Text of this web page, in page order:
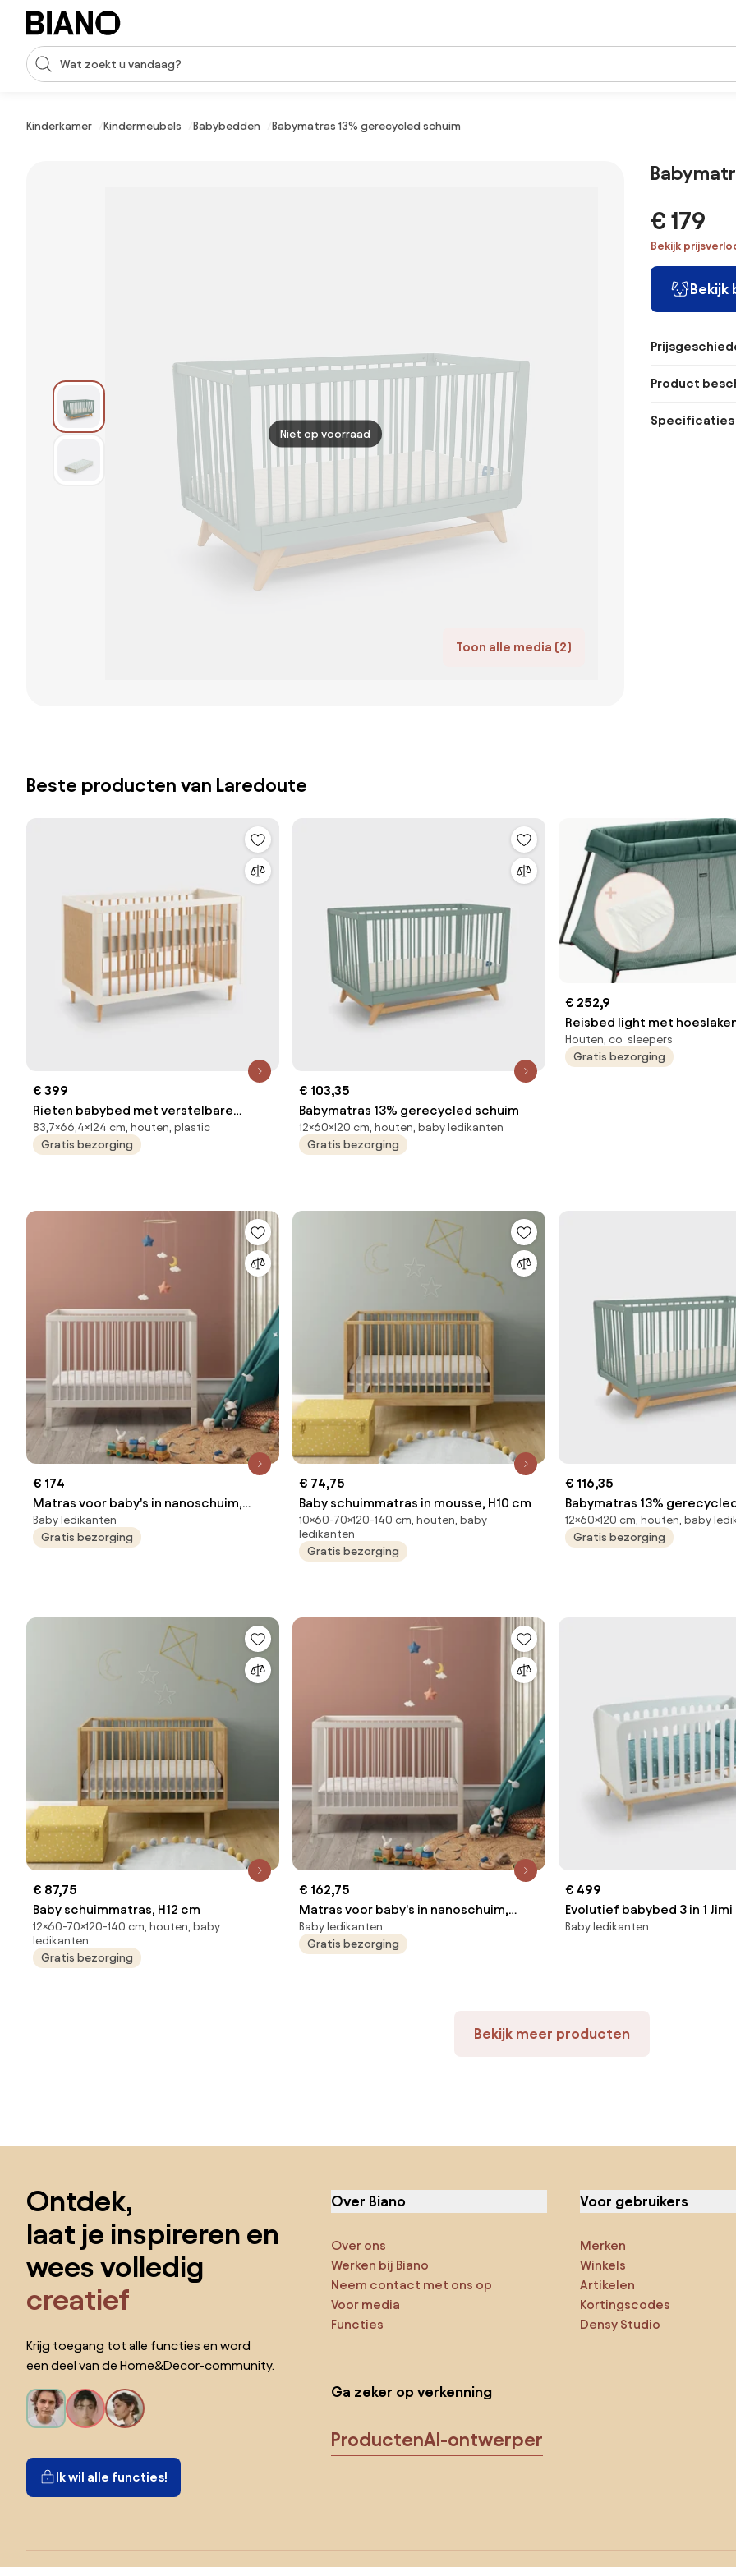
Navigatie overslaan, naar inhoud springen
Zoekopdracht invoeren
Kinderkamer Kindermeubels Babybedden Babymatras 13% gerecycled schuim
Toon alle media (2)
Niet op voorraad
€ 179
Bekijk
Bekijk
Product
Specificaties
Beste producten van Laredoute
€ 399
Rieten babybed met verstelbare
bodem, Kaya
83,7×66,4×124 cm, houten, plastic
Gratis bezorging
€ 103,35
Babymatras 13% gerecycled schuim
12×60×120 cm, houten, baby ledikanten
Gratis bezorging
€ 252,9
Reisbed light met
Houten, co sleepers
Gratis bezorging
€ 174
Matras voor baby's in nanoschuim,
hoogte. 12 cm
Baby ledikanten
Gratis bezorging
€ 74,75
Baby schuimmatras in mousse, H10 cm
10×60-70×120-140 cm, houten, baby
ledikanten
Gratis bezorging
€ 116,35
Babymatras 13%
12×60×120 cm, houten, baby
Gratis bezorging
€ 87,75
Baby schuimmatras, H12 cm
12×60-70×120-140 cm, houten, baby
ledikanten
Gratis bezorging
€ 162,75
Matras voor baby's in nanoschuim,
hoogte. 12 cm
Baby ledikanten
Gratis bezorging
€ 499
Evolutief babybed 3 in 1 Jimi
Baby ledikanten
Bekijk meer producten
Ontdek,
laat je inspireren en
wees volledig
creatief
Krijg toegang tot alle functies en word
een deel van de Home&Decor-community.
Ik wil alle functies!
Over Biano
Over ons
Werken bij Biano
Neem contact met ons op
Voor media
Functies
Voor gebruikers
Merken
Winkels
Artikelen
Kortingscodes
Densy Studio
Ga zeker op verkenning
ProductenAI-ontwerper